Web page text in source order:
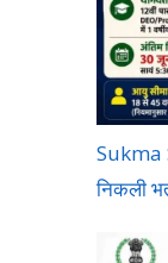
Sukma
निकली